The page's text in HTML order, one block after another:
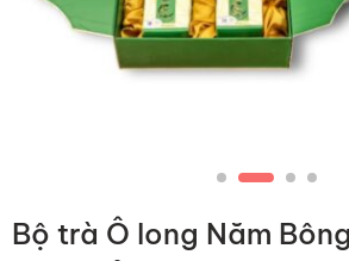
Bộ trà Ô long Năm